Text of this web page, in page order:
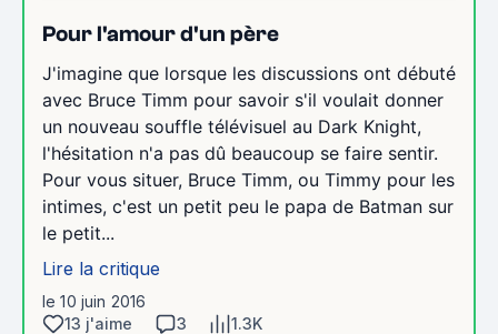
Pour l'amour d'un père
J'imagine que lorsque les discussions ont débuté
avec Bruce Timm pour savoir s'il voulait donner
un nouveau souffle télévisuel au Dark Knight,
l'hésitation n'a pas dû beaucoup se faire sentir.
Pour vous situer, Bruce Timm, ou Timmy pour les
intimes, c'est un petit peu le papa de Batman sur
le petit...
Lire la critique
le 10 juin 2016
13 j'aime
3 1.3K